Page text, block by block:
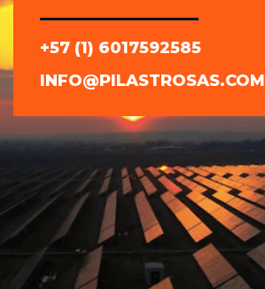
+57 (1) 6017592585
INFO@PILASTROSAS.COM